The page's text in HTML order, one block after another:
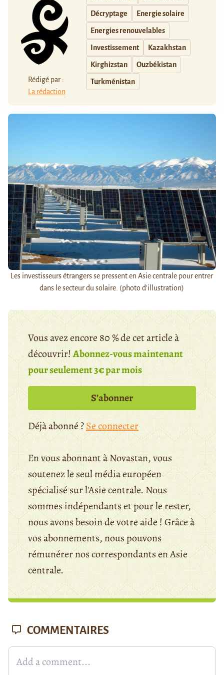
Rédigé par :
La rédaction
Décryptage Energie solaire
Energies renouvelables
Investissement Kazakhstan
Kirghizstan Ouzbékistan
Turkménistan
Les investisseurs étrangers se pressent en Asie centrale pour entrer
dans le secteur du solaire. (photo d'illustration)
Vous avez encore 80 % de cet article à
découvrir!Abonnez-vous maintenant
pour seulement 3€ par mois
S’abonner
Déjà abonné ?Se connecter
En vous abonnant à Novastan, vous
soutenez le seul média européen
spécialisé sur l'Asie centrale. Nous
sommes indépendants et pour le rester,
nous avons besoin de votre aide ! Grâce à
vos abonnements, nous pouvons
rémunérer nos correspondants en Asie
centrale.
COMMENTAIRES